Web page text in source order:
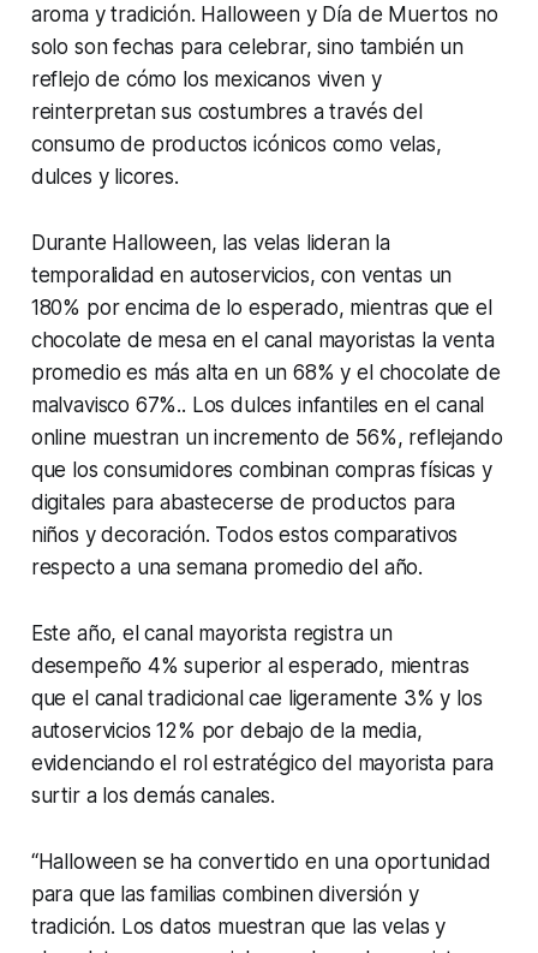
aroma y tradición. Halloween y Día de Muertos no
solo son fechas para celebrar, sino también un
reflejo de cómo los mexicanos viven y
reinterpretan sus costumbres a través del
consumo de productos icónicos como velas,
dulces y licores.
Durante Halloween, las velas lideran la
temporalidad en autoservicios, con ventas un
180% por encima de lo esperado, mientras que el
chocolate de mesa en el canal mayoristas la venta
promedio es más alta en un 68% y el chocolate de
malvavisco 67%.. Los dulces infantiles en el canal
online muestran un incremento de 56%, reflejando
que los consumidores combinan compras físicas y
digitales para abastecerse de productos para
niños y decoración. Todos estos comparativos
respecto a una semana promedio del año.
Este año, el canal mayorista registra un
desempeño 4% superior al esperado, mientras
que el canal tradicional cae ligeramente 3% y los
autoservicios 12% por debajo de la media,
evidenciando el rol estratégico del mayorista para
surtir a los demás canales.
“Halloween se ha convertido en una oportunidad
para que las familias combinen diversión y
tradición. Los datos muestran que las velas y